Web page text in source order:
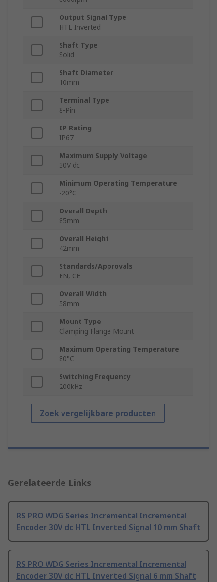
Output Signal Type
HTL Inverted
Shaft Type
Solid
Shaft Diameter
10mm
Terminal Type
8-Pin
IP Rating
IP67
Maximum Supply Voltage
30V dc
Minimum Operating Temperature
-20°C
Overall Depth
85mm
Overall Height
42mm
Standards/Approvals
EN, CE
Overall Width
58mm
Mount Type
Clamping Flange Mount
Maximum Operating Temperature
80°C
Switching Frequency
200kHz
Zoek vergelijkbare producten
Gerelateerde Links
RS PRO WDG Series Incremental Incremental
Encoder 30V dc HTL Inverted Signal 10 mm Shaft
RS PRO WDG Series Incremental Incremental
Encoder 30V dc HTL Inverted Signal 6 mm Shaft